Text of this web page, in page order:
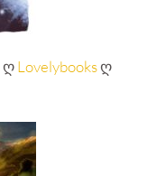
ღLovelybooksღ